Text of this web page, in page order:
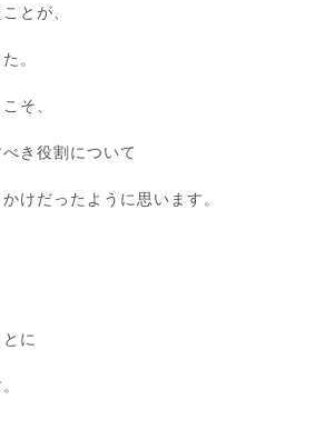
とが、
。
そ、
き役割について
けだったように思います。
に